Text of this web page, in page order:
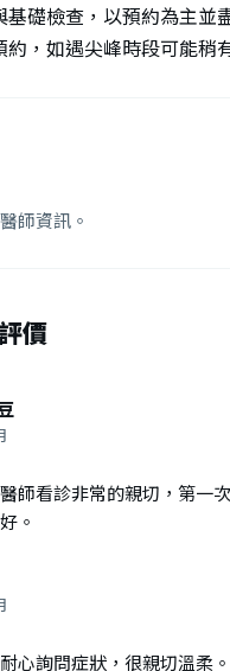
基礎檢查，以預約為主並
，如遇尖峰時段可能稍
師資訊。
價
師看診非常的親切，第一
。
心詢問症狀，很親切溫柔